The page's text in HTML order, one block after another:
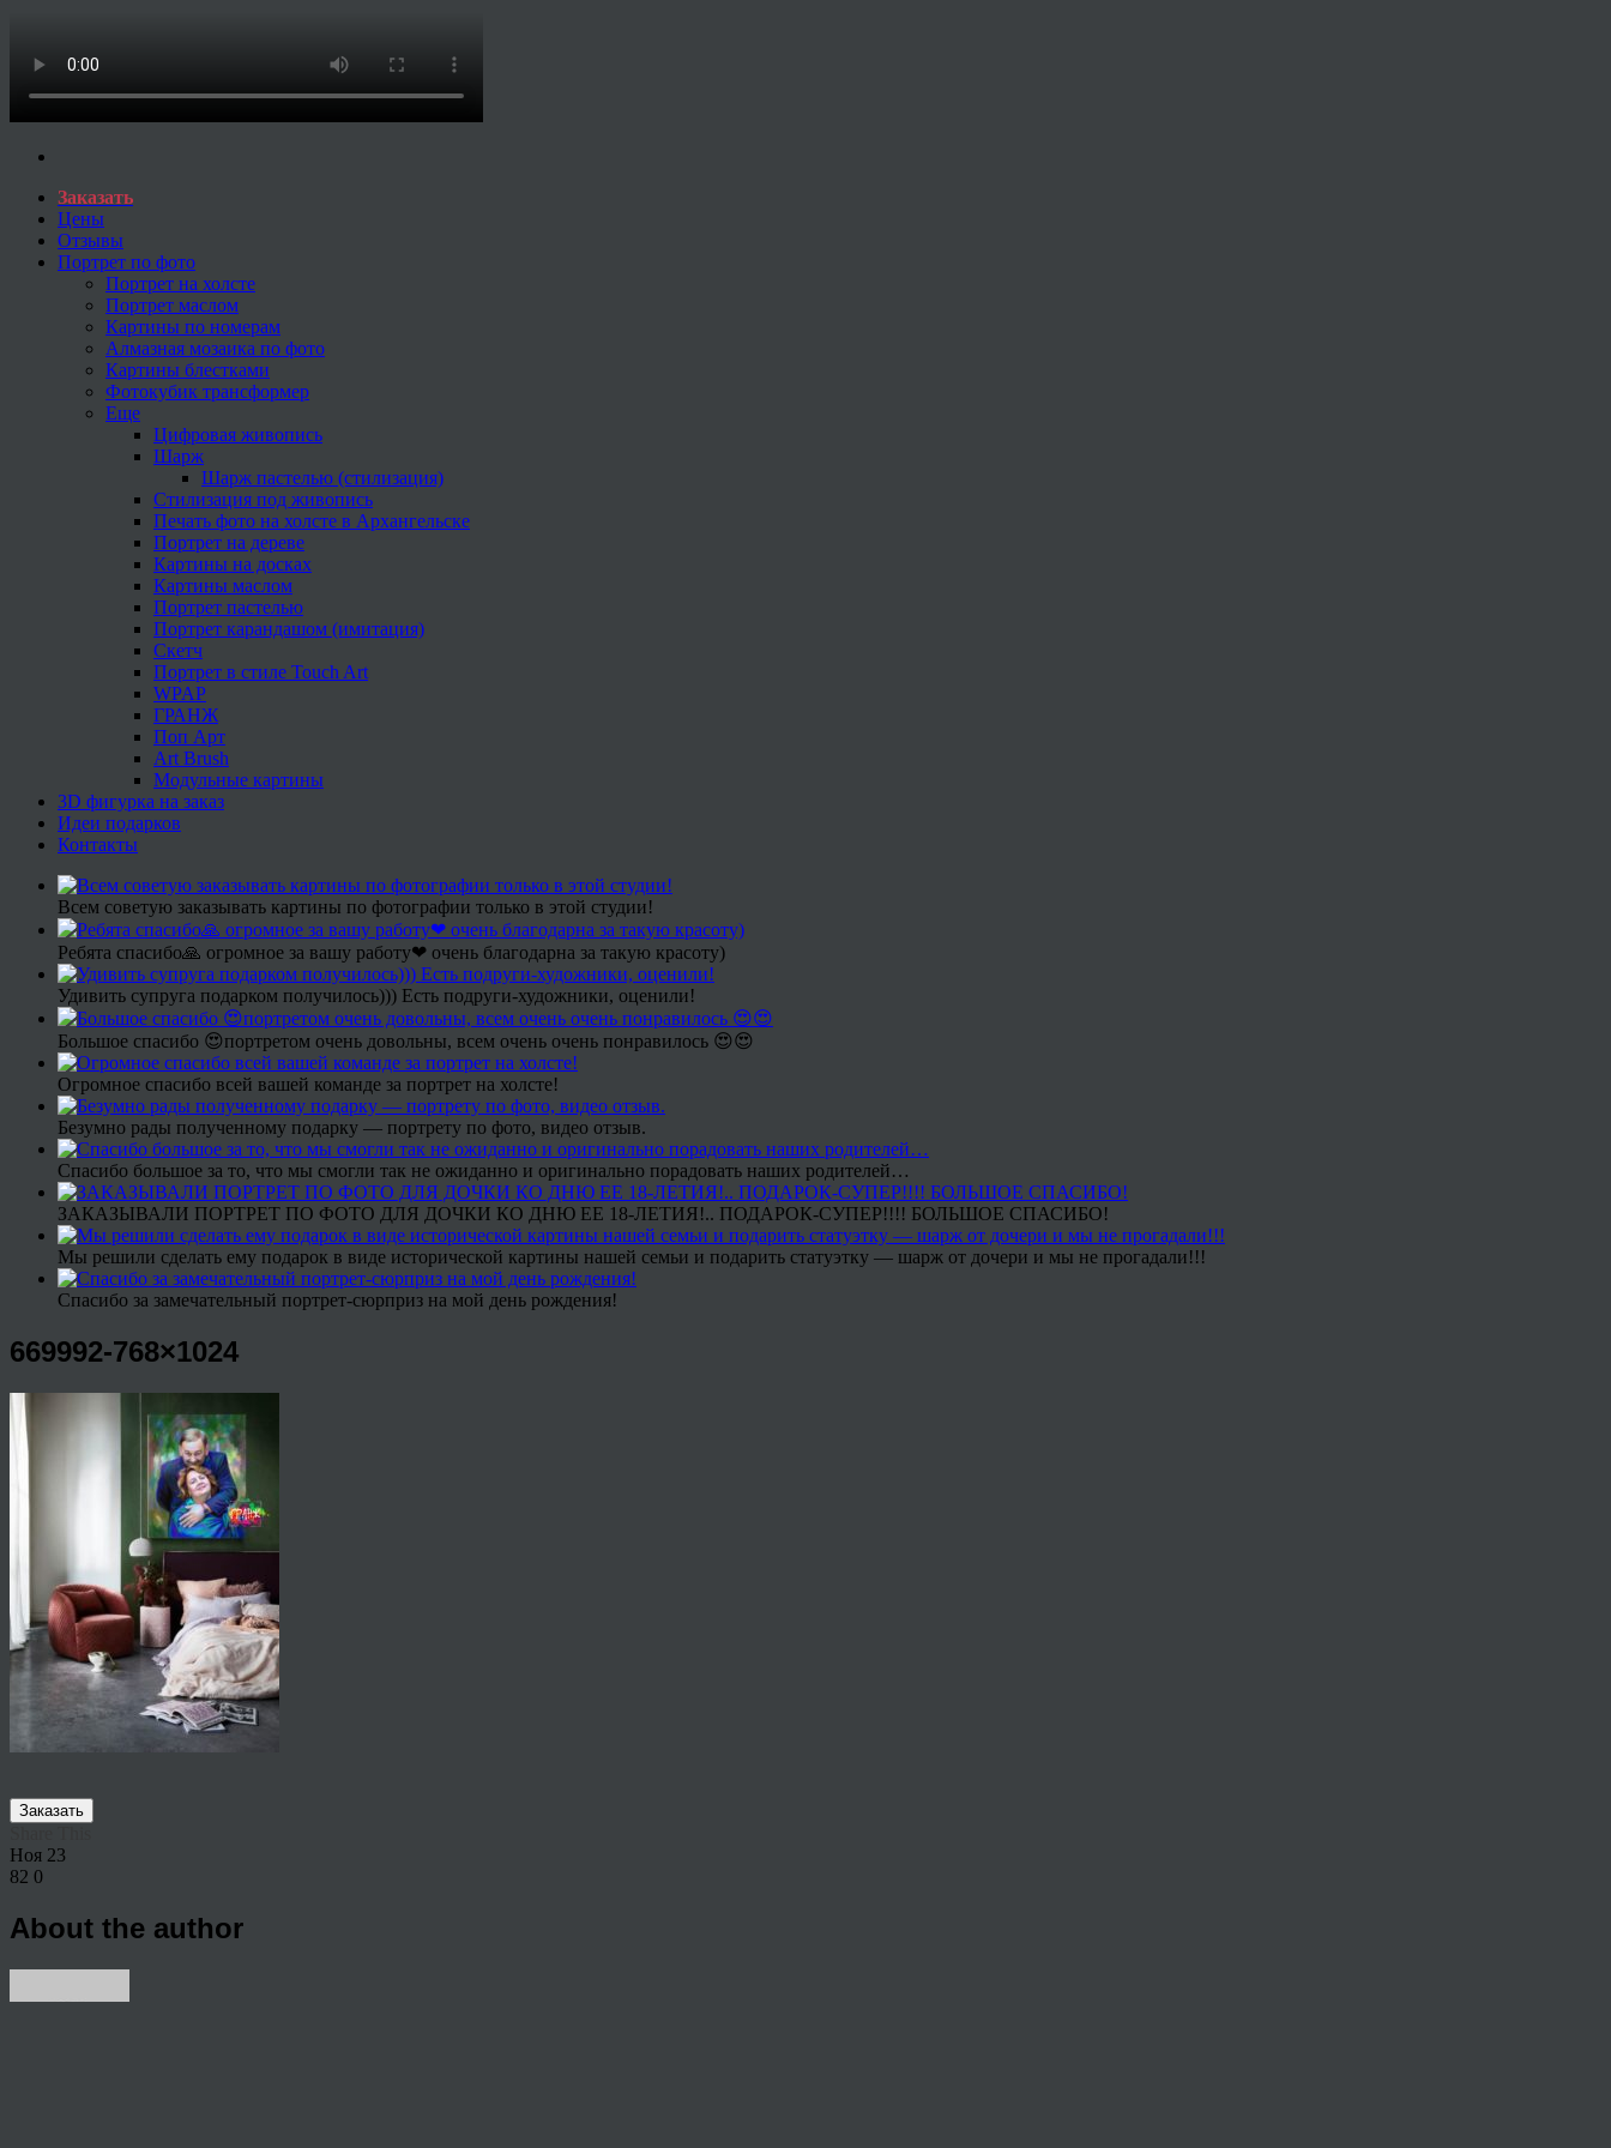
Заказать
Цены
Отзывы
Портрет по фото
Портрет на холсте
Портрет маслом
Картины по номерам
Алмазная мозаика по фото
Картины блестками
Фотокубик трансформер
Еще
Цифровая живопись
Шарж
Шарж пастелью (стилизация)
Стилизация под живопись
Печать фото на холсте в Архангельске
Портрет на дереве
Картины на досках
Картины маслом
Портрет пастелью
Портрет карандашом (имитация)
Скетч
Портрет в стиле Touch Art
WPAP
ГРАНЖ
Поп Арт
Art Brush
Модульные картины
3D фигурка на заказ
Идеи подарков
Контакты
Всем советую заказывать картины по фотографии только в этой студии!
Ребята спасибо🙏 огромное за вашу работу❤ очень благодарна за такую красоту)
Удивить супруга подарком получилось))) Есть подруги-художники, оценили!
Большое спасибо 😍портретом очень довольны, всем очень очень понравилось 😍😍
Огромное спасибо всей вашей команде за портрет на холсте!
Безумно рады полученному подарку — портрету по фото, видео отзыв.
Спасибо большое за то, что мы смогли так не ожиданно и оригинально порадовать наших родителей…
ЗАКАЗЫВАЛИ ПОРТРЕТ ПО ФОТО ДЛЯ ДОЧКИ КО ДНЮ ЕЕ 18-ЛЕТИЯ!.. ПОДАРОК-СУПЕР!!!! БОЛЬШОЕ СПАСИБО!
Мы решили сделать ему подарок в виде исторической картины нашей семьи и подарить статуэтку — шарж от дочери и мы не прогадали!!!
Спасибо за замечательный портрет-сюрприз на мой день рождения!
669992-768×1024
Заказать
Ноя 23
82 0
About the author